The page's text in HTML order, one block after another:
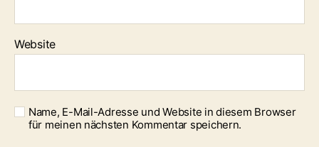
Website
Name, E-Mail-Adresse und Website in diesem Browser
für meinen nächsten Kommentar speichern.